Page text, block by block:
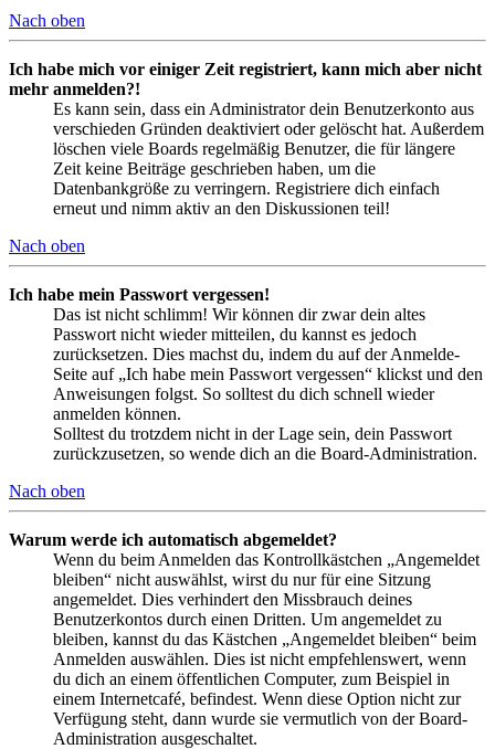
Nach oben
Ich habe mich vor einiger Zeit registriert, kann mich aber nicht
mehr anmelden?!
Es kann sein, dass ein Administrator dein Benutzerkonto aus
verschieden Gründen deaktiviert oder gelöscht hat. Außerdem
löschen viele Boards regelmäßig Benutzer, die für längere
Zeit keine Beiträge geschrieben haben, um die
Datenbankgröße zu verringern. Registriere dich einfach
erneut und nimm aktiv an den Diskussionen teil!
Nach oben
Ich habe mein Passwort vergessen!
Das ist nicht schlimm! Wir können dir zwar dein altes
Passwort nicht wieder mitteilen, du kannst es jedoch
zurücksetzen. Dies machst du, indem du auf der Anmelde-
Seite auf „Ich habe mein Passwort vergessen“ klickst und den
Anweisungen folgst. So solltest du dich schnell wieder
anmelden können.
Solltest du trotzdem nicht in der Lage sein, dein Passwort
zurückzusetzen, so wende dich an die Board-Administration.
Nach oben
Warum werde ich automatisch abgemeldet?
Wenn du beim Anmelden das Kontrollkästchen „Angemeldet
bleiben“ nicht auswählst, wirst du nur für eine Sitzung
angemeldet. Dies verhindert den Missbrauch deines
Benutzerkontos durch einen Dritten. Um angemeldet zu
bleiben, kannst du das Kästchen „Angemeldet bleiben“ beim
Anmelden auswählen. Dies ist nicht empfehlenswert, wenn
du dich an einem öffentlichen Computer, zum Beispiel in
einem Internetcafé, befindest. Wenn diese Option nicht zur
Verfügung steht, dann wurde sie vermutlich von der Board-
Administration ausgeschaltet.